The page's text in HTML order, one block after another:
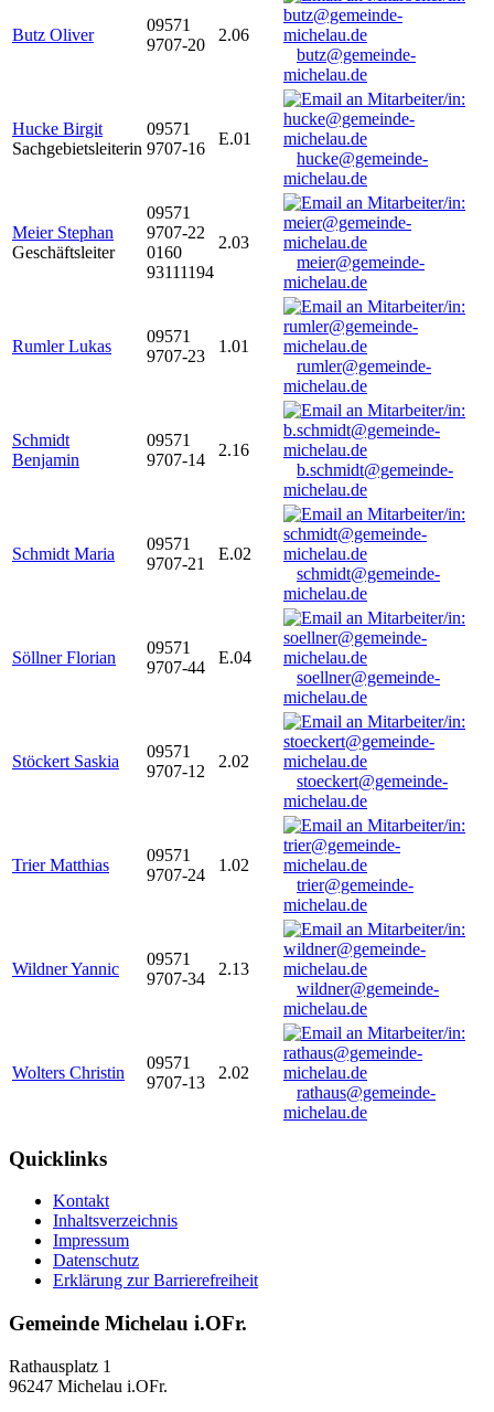
Butz Oliver
09571
9707-20
2.06
butz@gemeinde-
michelau.de
Hucke Birgit
Sachgebietsleiterin
09571
9707-16
E.01
hucke@gemeinde-
michelau.de
Meier Stephan
Geschäftsleiter
09571
9707-22
0160
93111194
2.03
meier@gemeinde-
michelau.de
Rumler Lukas
09571
9707-23
1.01
rumler@gemeinde-
michelau.de
Schmidt
Benjamin
09571
9707-14
2.16
b.schmidt@gemeinde-
michelau.de
Schmidt Maria
09571
9707-21
E.02
schmidt@gemeinde-
michelau.de
Söllner Florian
09571
9707-44
E.04
soellner@gemeinde-
michelau.de
Stöckert Saskia
09571
9707-12
2.02
stoeckert@gemeinde-
michelau.de
Trier Matthias
09571
9707-24
1.02
trier@gemeinde-
michelau.de
Wildner Yannic
09571
9707-34
2.13
wildner@gemeinde-
michelau.de
Wolters Christin
09571
9707-13
2.02
rathaus@gemeinde-
michelau.de
Quicklinks
Kontakt
Inhaltsverzeichnis
Impressum
Datenschutz
Erklärung zur Barrierefreiheit
Gemeinde Michelau i.OFr.
Rathausplatz 1
96247 Michelau i.OFr.